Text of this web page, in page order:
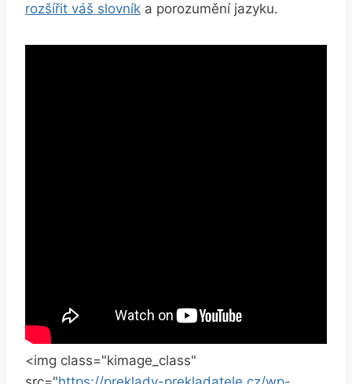
rozšířit váš slovník a ‍porozumění jazyku.
<img class="kimage_class"